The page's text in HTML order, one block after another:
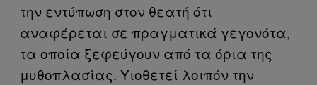
την εντύπωση στον θεατή ότι
αναφέρεται σε πραγματικά γεγονότα,
τα οποία ξεφεύγουν από τα όρια της
μυθοπλασίας. Υιοθετεί λοιπόν την